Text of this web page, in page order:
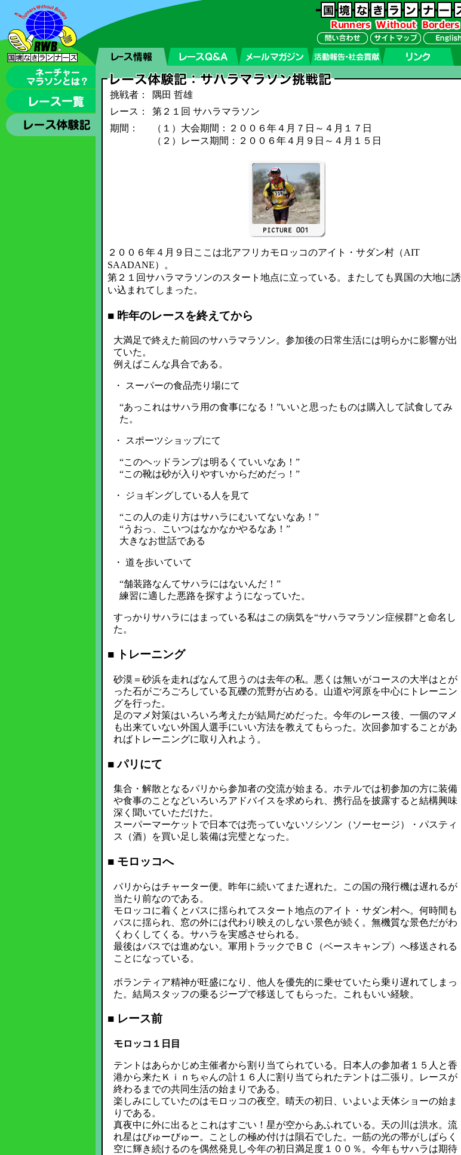
挑戦者：
隅田 哲雄
レース：
第２１回 サハラマラソン
期間：
（１）大会期間：２００６年４月７日～４月１７日
（２）レース期間：２００６年４月９日～４月１５日
２００６年４月９日ここは北アフリカモロッコのアイト・サダン村（AIT
SAADANE）。
第２１回サハラマラソンのスタート地点に立っている。またしても異国の大地に誘
い込まれてしまった。
■ 昨年のレースを終えてから
大満足で終えた前回のサハラマラソン。参加後の日常生活には明らかに影響が出
ていた。
例えばこんな具合である。
・ スーパーの食品売り場にて
“あっこれはサハラ用の食事になる！”いいと思ったものは購入して試食してみ
た。
・ スポーツショップにて
“このヘッドランプは明るくていいなあ！”
“この靴は砂が入りやすいからだめだっ！”
・ ジョギングしている人を見て
“この人の走り方はサハラにむいてないなあ！”
“うおっ、こいつはなかなかやるなあ！”
大きなお世話である
・ 道を歩いていて
“舗装路なんてサハラにはないんだ！”
練習に適した悪路を探すようになっていた。
すっかりサハラにはまっている私はこの病気を“サハラマラソン症候群”と命名し
た。
■ トレーニング
砂漠＝砂浜を走ればなんて思うのは去年の私。悪くは無いがコースの大半はとが
った石がごろごろしている瓦礫の荒野が占める。山道や河原を中心にトレーニン
グを行った。
足のマメ対策はいろいろ考えたが結局だめだった。今年のレース後、一個のマメ
も出来ていない外国人選手にいい方法を教えてもらった。次回参加することがあ
ればトレーニングに取り入れよう。
■ パリにて
集合・解散となるパリから参加者の交流が始まる。ホテルでは初参加の方に装備
や食事のことなどいろいろアドバイスを求められ、携行品を披露すると結構興味
深く聞いていただけた。
スーパーマーケットで日本では売っていないソシソン（ソーセージ）・パスティ
ス（酒）を買い足し装備は完璧となった。
■ モロッコへ
パリからはチャーター便。昨年に続いてまた遅れた。この国の飛行機は遅れるが
当たり前なのである。
モロッコに着くとバスに揺られてスタート地点のアイト・サダン村へ。何時間も
バスに揺られ、窓の外には代わり映えのしない景色が続く。無機質な景色だがわ
くわくしてくる。サハラを実感させられる。
最後はバスでは進めない。軍用トラックでＢＣ（ベースキャンプ）へ移送される
ことになっている。
ボランティア精神が旺盛になり、他人を優先的に乗せていたら乗り遅れてしまっ
た。結局スタッフの乗るジープで移送してもらった。これもいい経験。
■ レース前
モロッコ１日目
テントはあらかじめ主催者から割り当てられている。日本人の参加者１５人と香
港から来たＫｉｎちゃんの計１６人に割り当てられたテントは二張り。レースが
終わるまでの共同生活の始まりである。
楽しみにしていたのはモロッコの夜空。晴天の初日、いよいよ天体ショーの始ま
りである。
真夜中に外に出るとこれはすごい！星が空からあふれている。天の川は洪水。流
れ星はびゅーびゅー。ことしの極め付けは隕石でした。一筋の光の帯がしばらく
空に輝き続けるのを偶然発見し今年の初日満足度１００％。今年もサハラは期待